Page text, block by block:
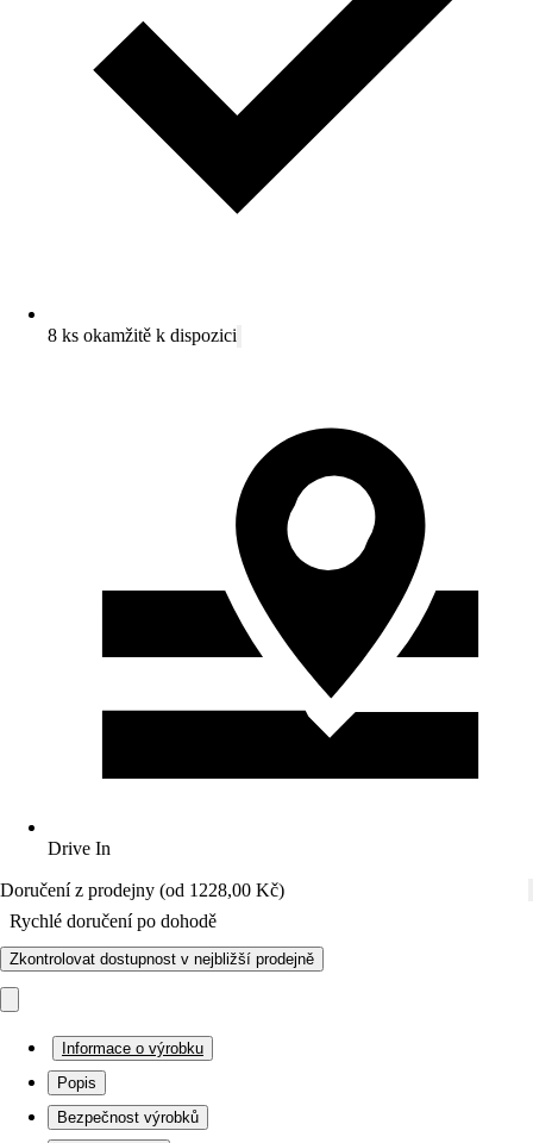
8 ks okamžitě k dispozici
Drive In
Doručení z prodejny (od 1228,00 Kč)
Rychlé doručení po dohodě
Zkontrolovat dostupnost v nejbližší prodejně
Informace o výrobku
Popis
Bezpečnost výrobků